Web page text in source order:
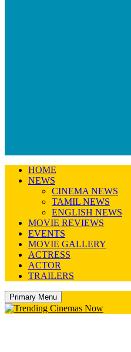
HOME
NEWS
CINEMA NEWS
TAMIL NEWS
ENGLISH NEWS
MOVIE REVIEWS
EVENTS
MOVIE GALLERY
ACTRESS
ACTOR
TRAILERS
Primary Menu